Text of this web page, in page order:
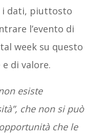
i dati, piuttosto
l’evento di
week su questo
di valore.
esiste
che non si può
che le